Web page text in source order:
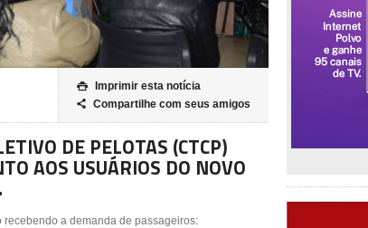
 Imprimir esta notícia
 Compartilhe com seus amigos
DE PELOTAS (CTCP)
AOS USUÁRIOS DO NOVO
a demanda de passageiros: